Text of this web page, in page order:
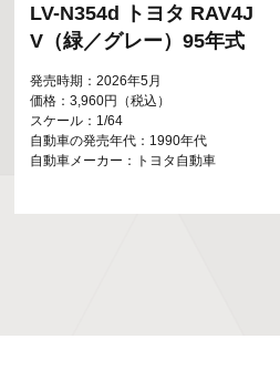
LV-N354d トヨタ RAV4J
V（緑／グレー）95年式
発売時期：2026年5月
価格：3,960円（税込）
スケール：1/64
自動車の発売年代：1990年代
自動車メーカー：トヨタ自動車